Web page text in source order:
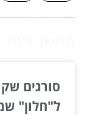
סורגים
ל"חלון"